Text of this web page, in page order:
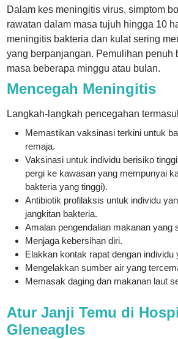
Dalam kes meningitis virus, simptom
rawatan dalam masa tujuh hingga 10
meningitis bakteria dan kulat sering
yang berpanjangan. Pemulihan penuh
masa beberapa minggu atau bulan.
Mencegah Meningitis
Langkah-langkah pencegahan
Memastikan vaksinasi terkini untuk
remaja.
Vaksinasi untuk individu berisiko
pergi ke kawasan yang mempunyai
bakteria yang tinggi).
Antibiotik profilaksis untuk individu
jangkitan bakteria.
Amalan pengendalian makanan yang
Menjaga kebersihan diri.
Elakkan kontak rapat dengan individu
Mengelakkan sumber air yang
Memasak daging dan makanan laut
Atur Janji Temu di
Gleneagles